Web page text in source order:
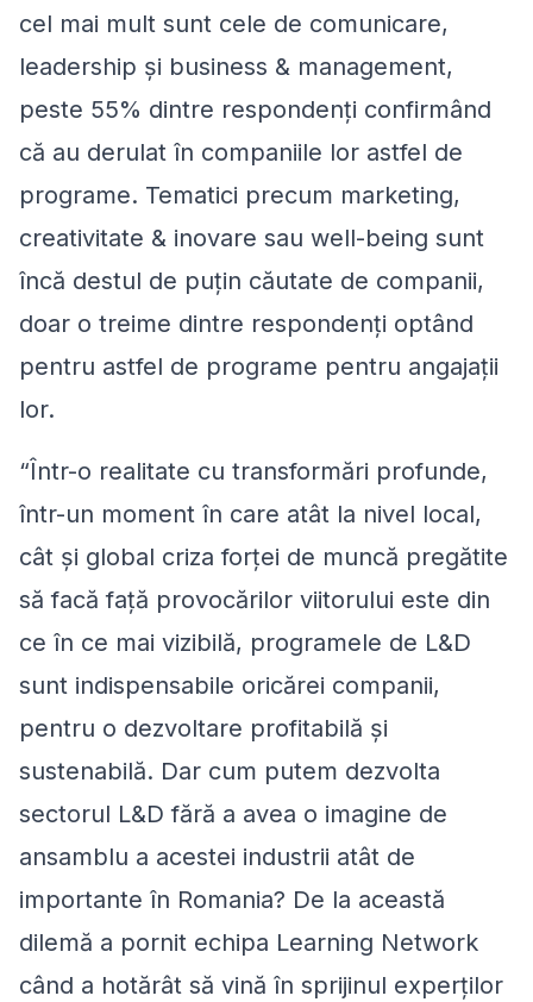
cel mai mult sunt cele de comunicare,
leadership și business & management,
peste 55% dintre respondenți confirmând
că au derulat în companiile lor astfel de
programe. Tematici precum marketing,
creativitate & inovare sau well-being sunt
încă destul de puțin căutate de companii,
doar o treime dintre respondenți optând
pentru astfel de programe pentru angajații
lor.
“Într-o realitate cu transformări profunde,
într-un moment în care atât la nivel local,
cât și global criza forței de muncă pregătite
să facă față provocărilor viitorului este din
ce în ce mai vizibilă, programele de L&D
sunt indispensabile oricărei companii,
pentru o dezvoltare profitabilă și
sustenabilă. Dar cum putem dezvolta
sectorul L&D fără a avea o imagine de
ansamblu a acestei industrii atât de
importante în Romania? De la această
dilemă a pornit echipa Learning Network
când a hotărât să vină în sprijinul experților